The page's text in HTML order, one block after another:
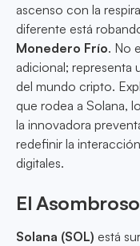
ascenso con la
diferente está
Monedero Frío. No
adicional; representa
del mundo cripto.
que rodea a Solana,
la innovadora
redefinir la
digitales.
El
Solana (SOL) está